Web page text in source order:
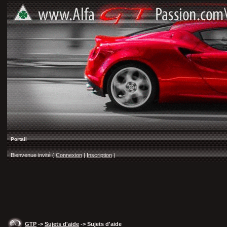
Portail
Bienvenue invité ( Connexion |Inscription)
GTP -> Sujets d'aide -> Sujets d'aide